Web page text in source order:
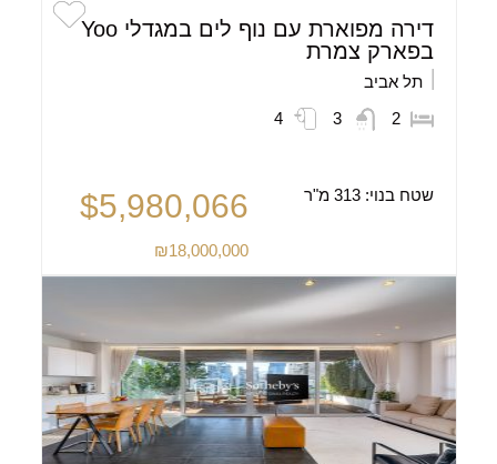
דירה מפוארת עם נוף לים במגדלי Yoo
בפארק צמרת
תל אביב
2
3
4
שטח בנוי:313 מ"ר $5,980,066
₪18,000,000